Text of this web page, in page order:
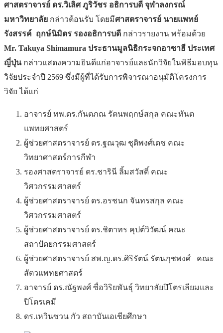
ศาสตราจารย์ ดร.วิเลิศ ภูริวัชร อธิการบดี จุฬาลงกรณ์
มหาวิทยาลัย กล่าวต้อนรับ โดยมีศาสตราจารย์ นายแพทย์
รังสรรค์ ฤกษ์นิมิตร รองอธิการบดี กล่าวรายงาน พร้อมด้วย
Mr. Takuya Shimamura ประธานมูลนิธิกระจกอาซาฮี ประเทศ
ญี่ปุ่นกล่าวแสดงความยินดีแก่อาจารย์และนักวิจัยในพิธีมอบทุน
วิจัยประจำปี 2569 ซึ่งมีผู้ที่ได้รับการพิจารณาอนุมัติโครงการ
วิจัย ได้แก่
อาจารย์ ทพ.ดร.กันตภณ รัตนพฤกษ์สกุล คณะทันต
แพทยศาสตร์
ผู้ช่วยศาสตราจารย์ ดร.ฐณวุฒ ชุติพงศ์เดช คณะ
วิทยาศาสตร์การกีฬา
รองศาสตราจารย์ ดร.ชารินี ลิ้มสวัสดิ์ คณะ
วิศวกรรมศาสตร์
ผู้ช่วยศาสตราจารย์ ดร.อรชนก จันทรสกุล คณะ
วิศวกรรมศาสตร์
ผู้ช่วยศาสตราจารย์ ดร.ชิตาทร คุปต์วิวัฒน์ คณะ
สถาปัตยกรรมศาสตร์
ผู้ช่วยศาสตราจารย์ สพ.ญ.ดร.ศิริรัตน์ รัตนภุชพงศ์ คณะ
สัตวแพทยศาสตร์
อาจารย์ ดร.ณัฐพงศ์ ซื่อวิริยพันธุ์ วิทยาลัยปิโตรเลียมและ
ปิโตรเคมี
ดร.เหวินซวน กัว สถาบันเอเชียศึกษา